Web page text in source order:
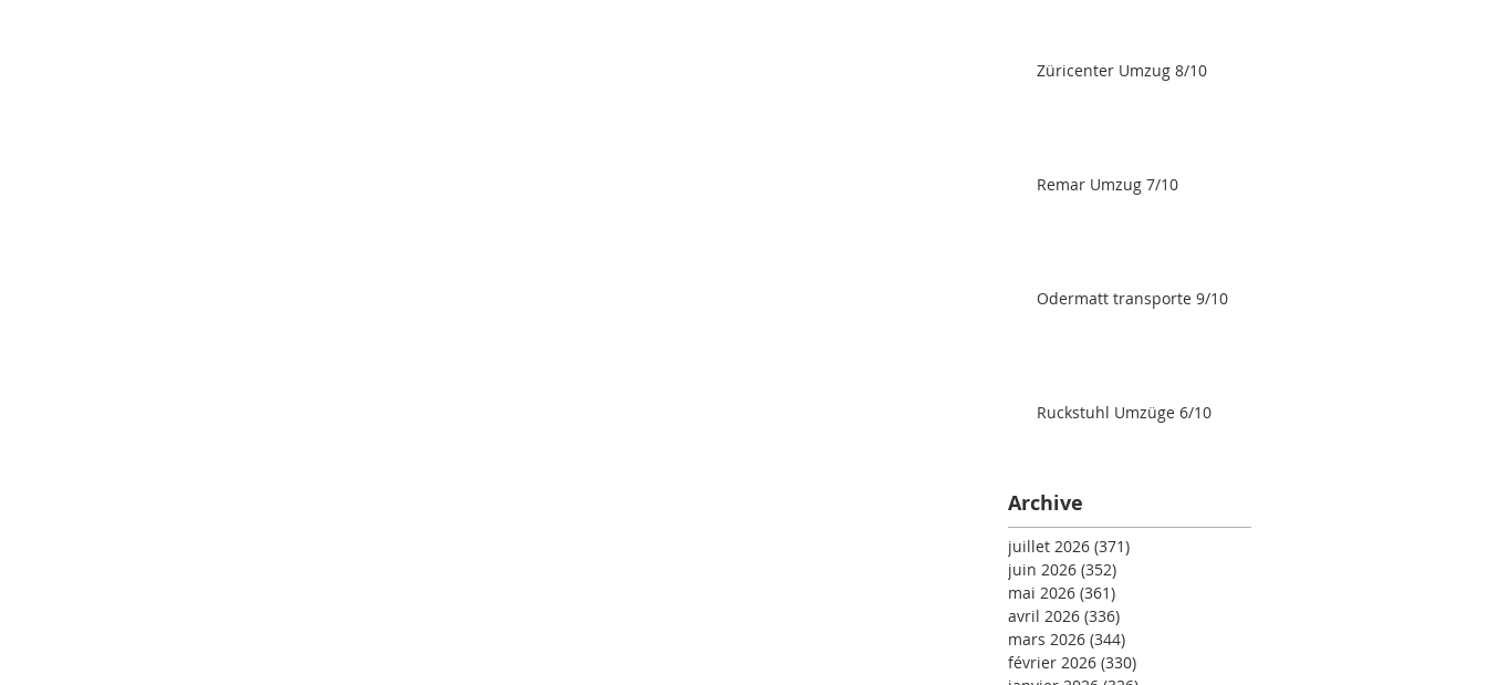
Züricenter Umzug 8/10
Remar Umzug 7/10
Odermatt transporte 9/10
Ruckstuhl Umzüge 6/10
Archive
juillet 2026 (371)
juin 2026 (352)
mai 2026 (361)
avril 2026 (336)
mars 2026 (344)
février 2026 (330)